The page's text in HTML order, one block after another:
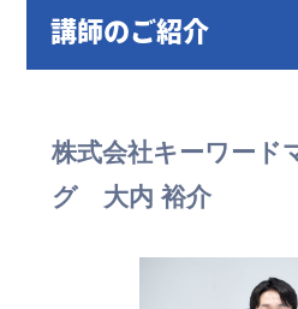
講師のご紹介
株式会社キーワード
グ 大内 裕介